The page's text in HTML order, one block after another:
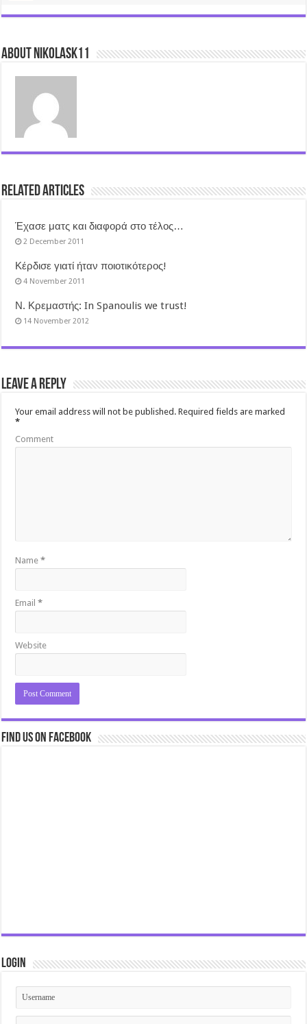
About nikolask11
Related Articles
Έχασε ματς και διαφορά στο τέλος…
2 December 2011
Κέρδισε γιατί ήταν ποιοτικότερος!
4 November 2011
Ν. Κρεμαστής: In Spanoulis we trust!
14 November 2012
Leave a Reply
Your email address will not be published. Required fields are marked
*
Comment
Name*
Email*
Website
Find us on Facebook
Login